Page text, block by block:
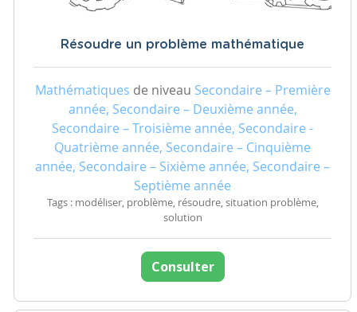
Résoudre un problème mathématique
Mathématiques de niveau Secondaire – Première
année, Secondaire – Deuxième année,
Secondaire – Troisième année, Secondaire -
Quatrième année, Secondaire – Cinquième
année, Secondaire – Sixième année, Secondaire –
Septième année
Tags : modéliser, problème, résoudre, situation problème,
solution
Consulter